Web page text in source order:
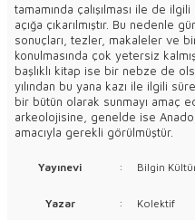
tamamında çalışılması ile de
açığa çıkarılmıştır. Bu nedenle
sonuçları, tezler, makaleler ve
konulmasında çok yetersiz
başlıklı kitap ise bir nebze de
yılından bu yana kazı ile ilgili
bir bütün olarak sunmayı amaç
arkeolojisine, genelde ise
amacıyla gerekli görülmüştür.
Yayınevi : Bilgin
Yazar : Kolektif